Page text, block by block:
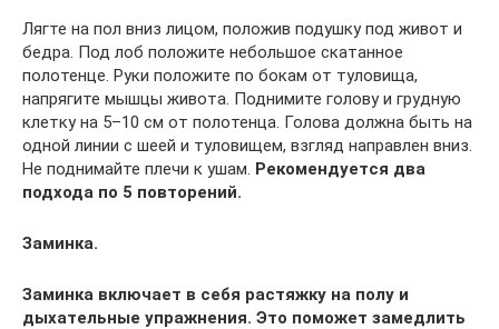
Лягте на пол вниз лицом, положив подушку под живот и
бедра. Под лоб положите небольшое скатанное
полотенце. Руки положите по бокам от туловища,
напрягите мышцы живота. Поднимите голову и грудную
клетку на 5–10 см от полотенца. Голова должна быть на
одной линии с шеей и туловищем, взгляд направлен вниз.
Не поднимайте плечи к ушам. Рекомендуется два
подхода по 5 повторений.
Заминка.
Заминка включает в себя растяжку на полу и
дыхательные упражнения. Это поможет замедлить